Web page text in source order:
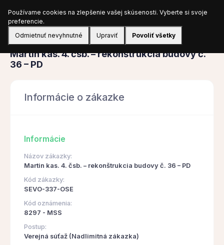
Prihlásiť sa
Obstarávanie
Martin kas. 4. čsb. – rekonštrukcia budovy č.
36 – PD
Informácie o zákazke
Informácie
Názov zákazky:
Martin kas. 4. čsb. – rekonštrukcia budovy č. 36 – PD
Kód zákazky:
SEVO-337-OSE
Kód oznámenia:
8297 - MSS
Postup:
Verejná súťaž (Nadlimitná zákazka)
Používame cookies na zlepšenie vašej skúsenosti. Vyberte si svoje
preferencie.
Odmietnuť nevyhnutné
Upraviť Povoliť všetky